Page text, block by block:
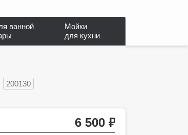
ванной
Мойки
для кухни
200130
6 500